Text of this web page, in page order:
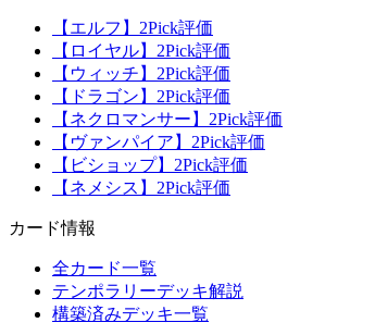
【エルフ】2Pick評価
【ロイヤル】2Pick評価
【ウィッチ】2Pick評価
【ドラゴン】2Pick評価
【ネクロマンサー】2Pick評価
【ヴァンパイア】2Pick評価
【ビショップ】2Pick評価
【ネメシス】2Pick評価
カード情報
全カード一覧
テンポラリーデッキ解説
構築済みデッキ一覧